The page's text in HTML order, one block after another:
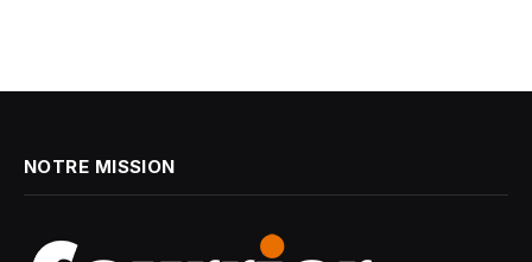
NOTRE MISSION